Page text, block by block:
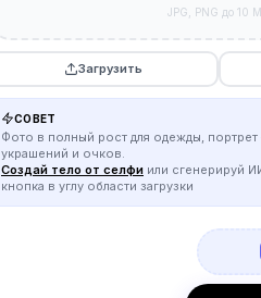
JPG, PNG до 10
Загрузить
СОВЕТ
Фото в полный рост для одежды,
украшений и очков.
Создай тело от селфи или сгенерируй
кнопка в углу области загрузки